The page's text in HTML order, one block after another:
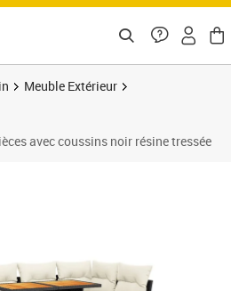
Meuble Extérieur
avec coussins noir résine tressée